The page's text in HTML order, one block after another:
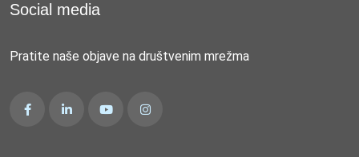
Social media
Pratite naše objave na društvenim mrežma